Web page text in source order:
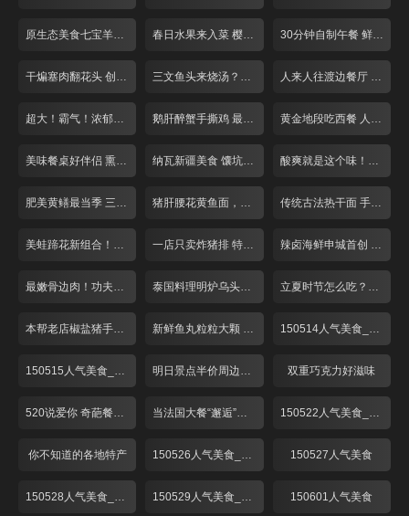
原生态美食七宝羊肉串 春日水果来入菜 樱桃咕咾肉最香浓 30分钟自制午餐 鲜虾天妇罗红豆饭
干煸塞肉翻花头 创意手法烧豆腐 三文鱼头来烧汤？胡椒调味更是鲜！ 人来人往渡边餐厅 超大炸猪排
超大！霸气！浓郁海鲜饭任性吃！ 鹅肝醉蟹手撕鸡 最是浓郁酒香菜！ 黄金地段吃西餐 人均24元亲民价
美味餐桌好伴侣 熏鱼小店人气爆棚！ 纳瓦新疆美食 馕坑焖羊腿 限量50份 酸爽就是这个味！巧用猪蹄做酸汤
肥美黄鳝最当季 三种吃法来尝鲜！ 猪肝腰花黄鱼面，本帮面条滋味浓 传统古法热干面 手工芝麻酱香稠醇
美蛙蹄花新组合！肉质嫩鲜味足 一店只卖炸猪排 特制酱料令人回味 辣卤海鲜申城首创 酱汁入味回味无穷
最嫩骨边肉！功夫牛排汁水多 泰国料理明炉乌头鱼最招牌 立夏时节怎么吃？籽虾黄鳝最滋补
本帮老店椒盐猪手10元一片德国进口 新鲜鱼丸粒粒大颗 久煮不烂 150514人气美食_001
150515人气美食_001 明日景点半价周边美味享不停 双重巧克力好滋味
520说爱你 奇葩餐厅来探秘！ 当法国大餐“邂逅”湖南辣椒！ 150522人气美食_001
你不知道的各地特产 150526人气美食_001 150527人气美食
150528人气美食_001 150529人气美食_001 150601人气美食